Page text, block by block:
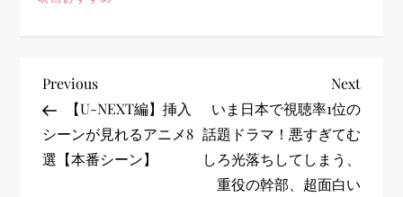
投
稿
ナ
Previous
Post
Previous
【U-NEXT編】挿入
シーンが見れるアニメ8
選【本番シーン】
Next
Post
Next
いま日本で視聴率1位の
話題ドラマ！悪すぎてむ
しろ光落ちしてしまう、
重役の幹部、超面白い